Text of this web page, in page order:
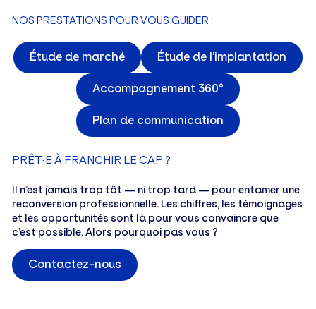
NOS PRESTATIONS POUR VOUS GUIDER :
Étude de marché Étude de l’implantation
Accompagnement 360°
Plan de communication
PRÊT·E À FRANCHIR LE CAP ?
Il n’est jamais trop tôt — ni trop tard — pour entamer une
reconversion professionnelle. Les chiffres, les témoignages
et les opportunités sont là pour vous convaincre que
c’est possible. Alors pourquoi pas vous ?
Contactez-nous